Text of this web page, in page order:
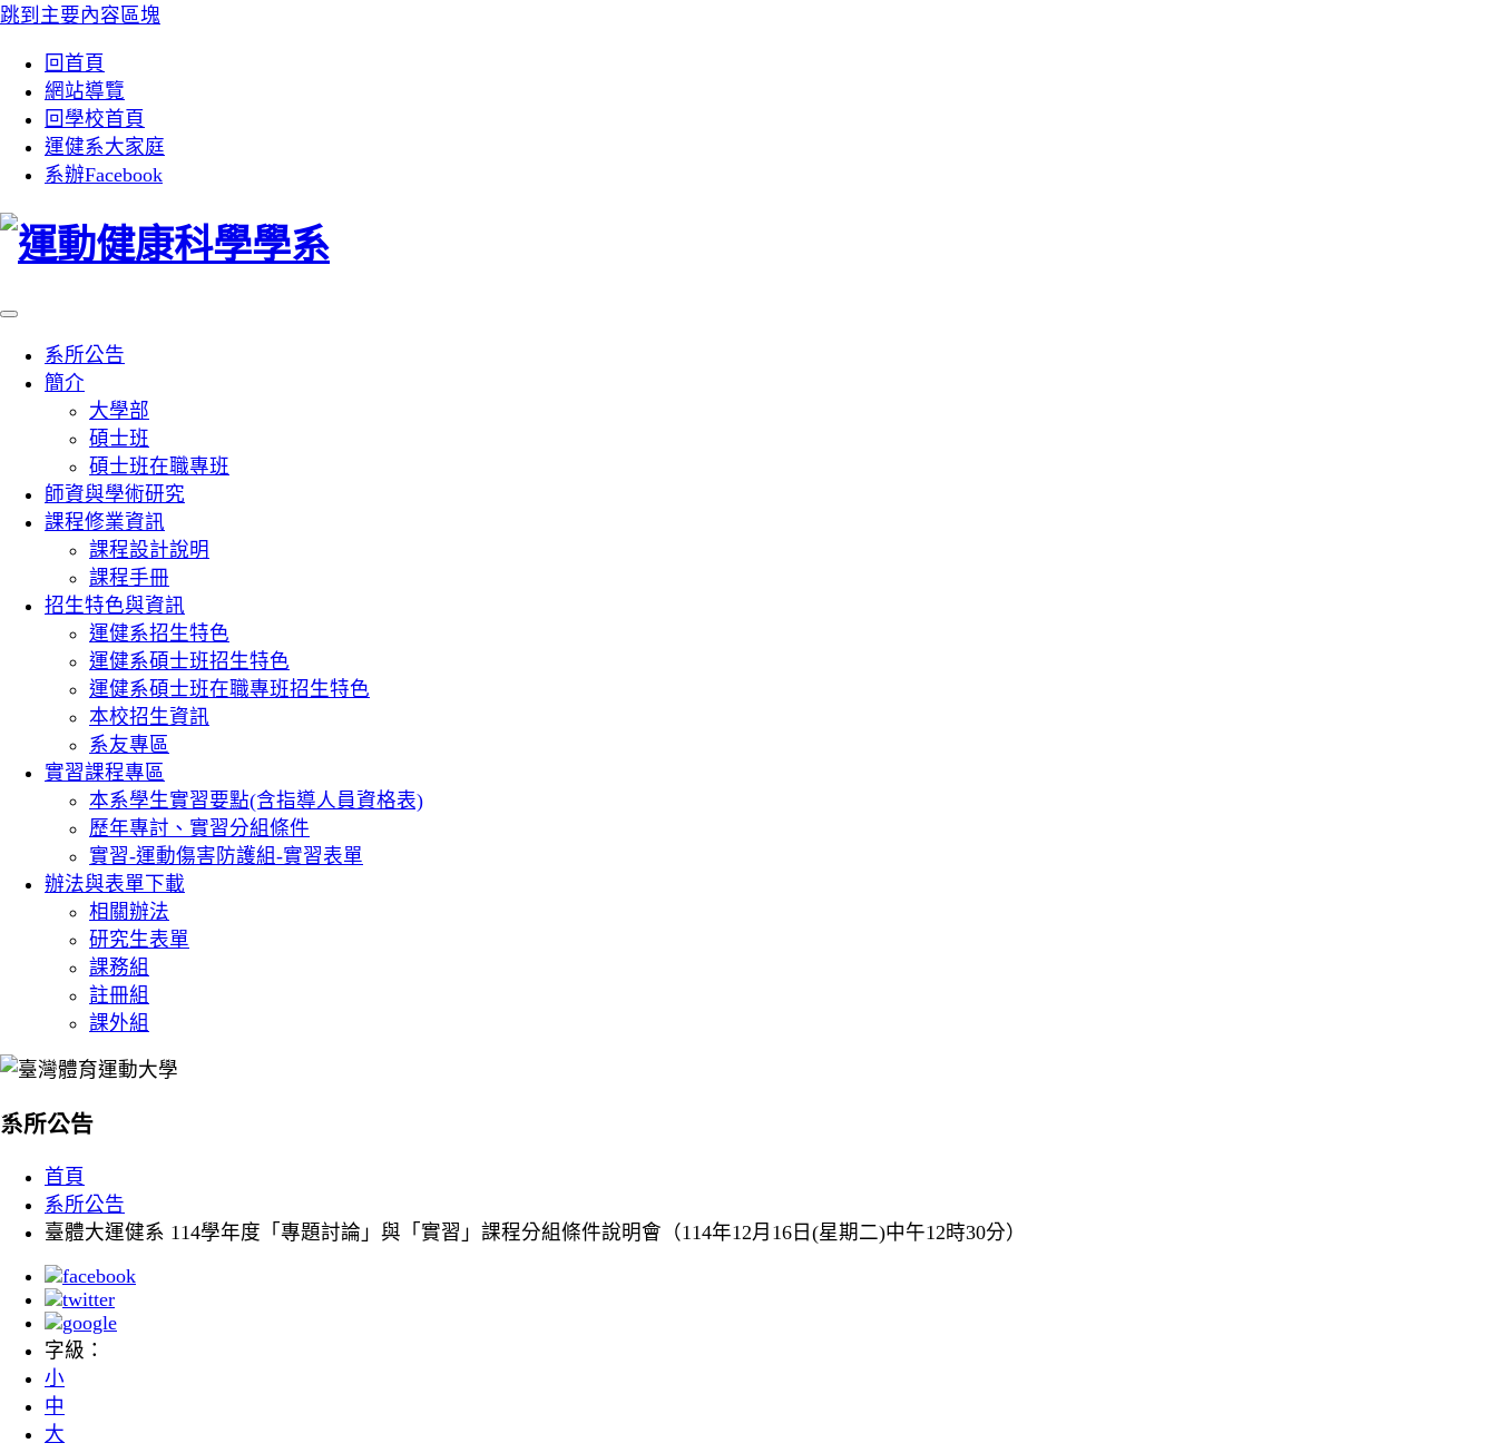
跳到主要內容區塊
回首頁
網站導覽
回學校首頁
運健系大家庭
系辦Facebook
系所公告
簡介
大學部
碩士班
碩士班在職專班
師資與學術研究
課程修業資訊
課程設計說明
課程手冊
招生特色與資訊
運健系招生特色
運健系碩士班招生特色
運健系碩士班在職專班招生特色
本校招生資訊
系友專區
實習課程專區
本系學生實習要點(含指導人員資格表)
歷年專討、實習分組條件
實習-運動傷害防護組-實習表單
辦法與表單下載
相關辦法
研究生表單
課務組
註冊組
課外組
:::
系所公告
首頁
系所公告
臺體大運健系 114學年度「專題討論」與「實習」課程分組條件說明會（114年12月16日(星期二)中午12時30分）
字級：
小
中
大